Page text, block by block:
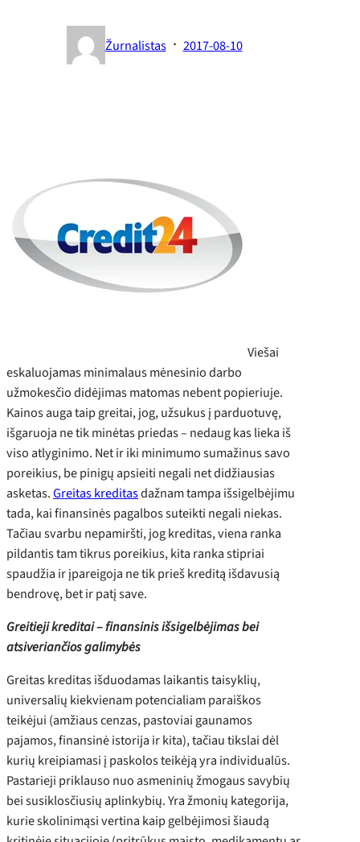
Žurnalistas · 2017-08-10
Viešai
eskaluojamas minimalaus mėnesinio darbo
užmokesčio didėjimas matomas nebent popieriuje.
Kainos auga taip greitai, jog, užsukus į parduotuvę,
išgaruoja ne tik minėtas priedas – nedaug kas lieka iš
viso atlyginimo. Net ir iki minimumo sumažinus savo
poreikius, be pinigų apsieiti negali net didžiausias
asketas.Greitas kreditasdažnam tampa išsigelbėjimu
tada, kai finansinės pagalbos suteikti negali niekas.
Tačiau svarbu nepamiršti, jog kreditas, viena ranka
pildantis tam tikrus poreikius, kita ranka stipriai
spaudžia ir įpareigoja ne tik prieš kreditą išdavusią
bendrovę, bet ir patį save.
Greitieji kreditai – finansinis išsigelbėjimas bei
atsiveriančios galimybės
Greitas kreditas išduodamas laikantis taisyklių,
universalių kiekvienam potencialiam paraiškos
teikėjui (amžiaus cenzas, pastoviai gaunamos
pajamos, finansinė istorija ir kita), tačiau tikslai dėl
kurių kreipiamasi į paskolos teikėją yra individualūs.
Pastarieji priklauso nuo asmeninių žmogaus savybių
bei susiklosčiusių aplinkybių. Yra žmonių kategorija,
kurie skolinimąsi vertina kaip gelbėjimosi šiaudą